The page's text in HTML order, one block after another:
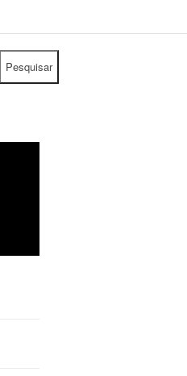
Pesquisar